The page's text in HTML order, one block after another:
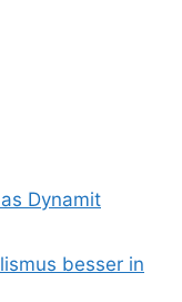
Dynamit
besser in